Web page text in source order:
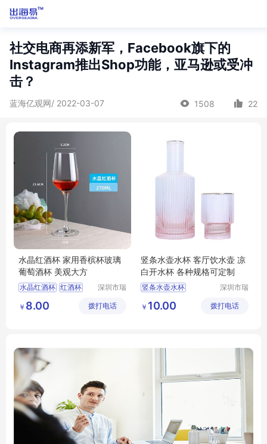
社交电商再添新军，Facebook旗下的
Instagram推出Shop功能，亚马逊或受冲
击？
蓝海亿观网/ 2022-03-07 1508 22
水晶红酒杯 家用香槟杯玻璃
葡萄酒杯 美观大方
水晶红酒杯 红酒杯
深圳市瑞
品有限公
￥ 8.00 拨打电话
竖条水壶水杯 客厅饮水壶 凉
白开水杯 各种规格可定制
竖条水壶水杯
竖条水壶 水壶
深圳市瑞
品有限公
￥ 10.00 拨打电话